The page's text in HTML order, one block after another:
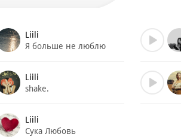
Liili
Я больше не люблю
Liili
shake.
Liili
Сука Любовь